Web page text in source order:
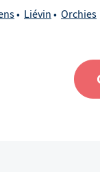
Liévin Orchies